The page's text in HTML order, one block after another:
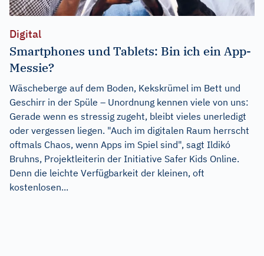
Digital
Smartphones und Tablets: Bin ich ein App-
Messie?
Wäscheberge auf dem Boden, Kekskrümel im Bett und
Geschirr in der Spüle – Unordnung kennen viele von uns:
Gerade wenn es stressig zugeht, bleibt vieles unerledigt
oder vergessen liegen. "Auch im digitalen Raum herrscht
oftmals Chaos, wenn Apps im Spiel sind", sagt Ildikó
Bruhns, Projektleiterin der Initiative Safer Kids Online.
Denn die leichte Verfügbarkeit der kleinen, oft
kostenlosen...